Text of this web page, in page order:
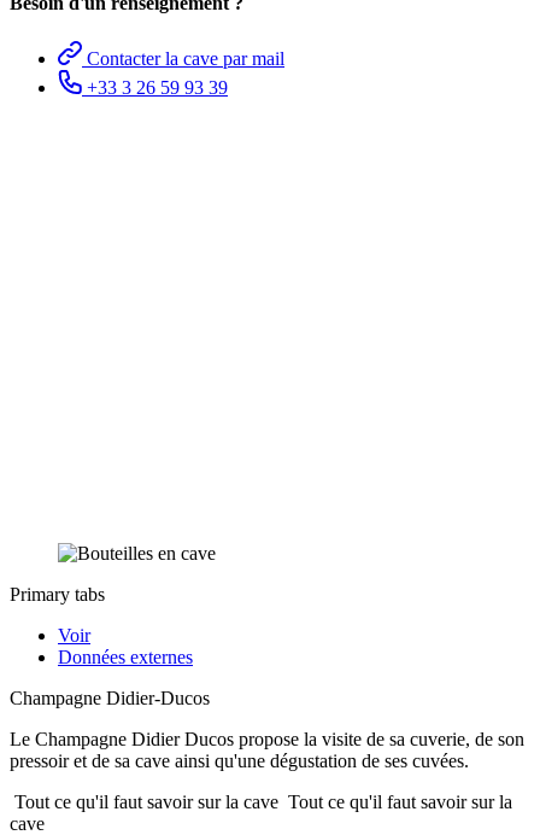
Contacter la cave par mail
+33 3 26 59 93 39
Primary tabs
Voir
Données externes
Champagne Didier-Ducos
Le Champagne Didier Ducos propose la visite de sa cuverie, de son
pressoir et de sa cave ainsi qu'une dégustation de ses cuvées.
Tout ce qu'il faut savoir sur la cave Tout ce qu'il faut savoir sur la
cave